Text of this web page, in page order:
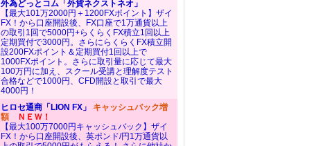
外為どっとコム「外貨ネクストネオ」
【最大101万2000円＋1200FXポイント】ザイ
FX！から口座開設後、FX口座で1万通貨以上
の取引1回で5000円+らくらくFX積立1回以上
定期買付で3000円。さらにらくらくFX積立開
設200FXポイント＆定期買付1回以上で
1000FXポイント。さらに取引量に応じて最大
100万円に加え、スクール受講と理解度テスト
合格などで1000円、CFD開設と取引で最大
4000円！
ヒロセ通商「LION FX」 キャッシュバック増
額ＮＥＷ！
【最大100万7000円キャッシュバック】ザイ
FX！から口座開設後、英ポンド/円1万通貨以